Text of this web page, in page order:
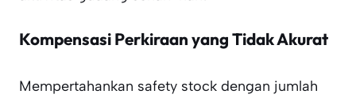
Kompensasi Perkiraan yang Tidak Akurat
Mempertahankan safety stock dengan jumlah